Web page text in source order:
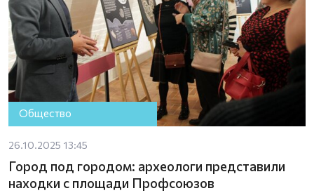
Общество
26.10.2025 13:45
Город под городом: археологи представили
находки с площади Профсоюзов